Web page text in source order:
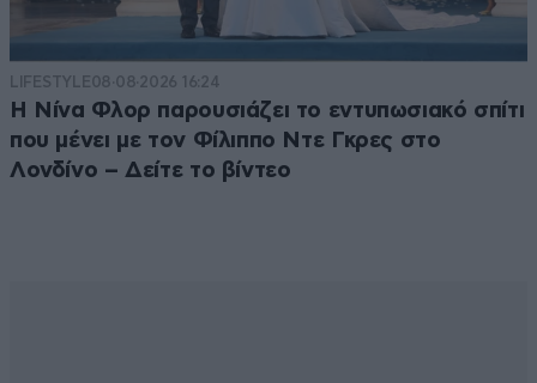
LIFESTYLE08·08·2026 16:24
Η Νίνα Φλορ παρουσιάζει το εντυπωσιακό σπίτι
που μένει με τον Φίλιππο Ντε Γκρες στο
Λονδίνο – Δείτε το βίντεο